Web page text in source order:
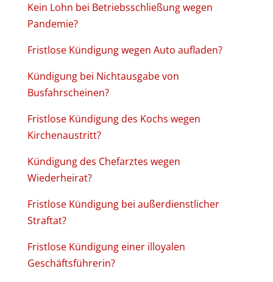
Kein Lohn bei Betriebsschließung wegen
Pandemie?
Fristlose Kündigung wegen Auto aufladen?
Kündigung bei Nichtausgabe von
Busfahrscheinen?
Fristlose Kündigung des Kochs wegen
Kirchenaustritt?
Kündigung des Chefarztes wegen
Wiederheirat?
Fristlose Kündigung bei außerdienstlicher
Straftat?
Fristlose Kündigung einer illoyalen
Geschäftsführerin?